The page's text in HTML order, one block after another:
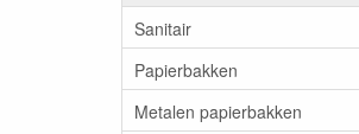
Sanitair
Papierbakken
Metalen papierbakken